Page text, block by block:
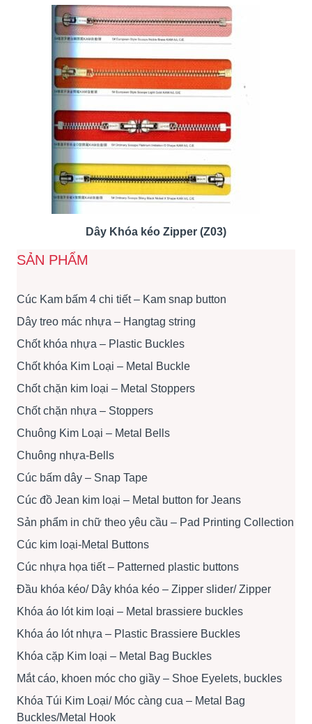
Dây Khóa kéo Zipper (Z03)
SẢN PHẨM
Cúc Kam bấm 4 chi tiết – Kam snap button
Dây treo mác nhựa – Hangtag string
Chốt khóa nhựa – Plastic Buckles
Chốt khóa Kim Loại – Metal Buckle
Chốt chặn kim loại – Metal Stoppers
Chốt chặn nhựa – Stoppers
Chuông Kim Loại – Metal Bells
Chuông nhựa-Bells
Cúc bấm dây – Snap Tape
Cúc đồ Jean kim loại – Metal button for Jeans
Sản phẩm in chữ theo yêu cầu – Pad Printing Collection
Cúc kim loại-Metal Buttons
Cúc nhựa họa tiết – Patterned plastic buttons
Đầu khóa kéo/ Dây khóa kéo – Zipper slider/ Zipper
Khóa áo lót kim loại – Metal brassiere buckles
Khóa áo lót nhựa – Plastic Brassiere Buckles
Khóa cặp Kim loại – Metal Bag Buckles
Mắt cáo, khoen móc cho giầy – Shoe Eyelets, buckles
Khóa Túi Kim Loại/ Móc càng cua – Metal Bag
Buckles/Metal Hook